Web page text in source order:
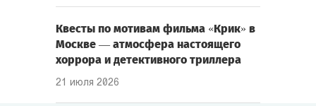
Квесты по мотивам фильма «Крик» в
Москве — атмосфера настоящего
хоррора и детективного триллера
21 июля 2026